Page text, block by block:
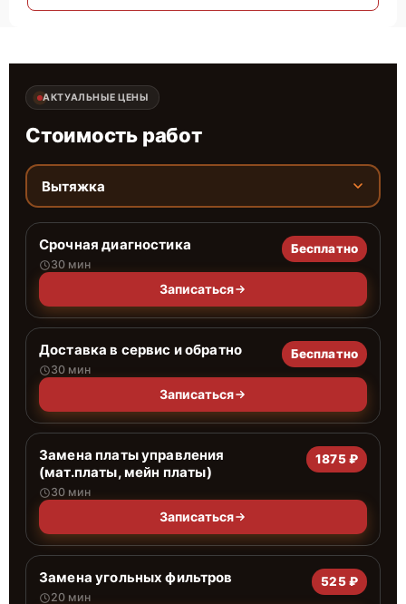
АКТУАЛЬНЫЕ ЦЕНЫ
Стоимость работ
Вытяжка
Срочная диагностика
30 мин
Бесплатно
Записаться
Доставка в сервис и обратно
30 мин
Бесплатно
Записаться
Замена платы управления
(мат.платы, мейн платы)
30 мин
1875 ₽
Записаться
Замена угольных фильтров
20 мин
525 ₽